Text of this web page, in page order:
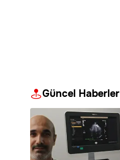
Güncel Haberler